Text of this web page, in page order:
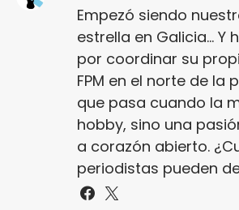
Empezó siendo
estrella en Galicia... Y
por coordinar su
FPM en el norte de la
que pasa cuando la
hobby, sino una
a corazón abierto.
periodistas pueden